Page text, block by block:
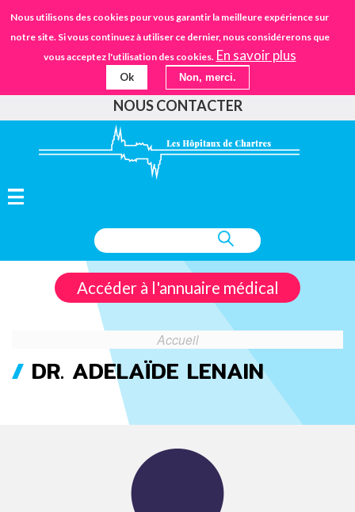
Nous utilisons des cookies pour vous garantir la meilleure expérience sur
notre site. Si vous continuez à utiliser ce dernier, nous considérerons que
vous acceptez l'utilisation des cookies. En savoir plus
Ok Non, merci.
Aller
au
contenu
principal
URGENCES STANDARD
02.37.30.30.30
IFSANTÉ CHARTRES
EHPAD
FAIRE UN DON
NOUS CONTACTER
Accéder à l'annuaire médical
Accueil
DR. ADELAÏDE LENAIN